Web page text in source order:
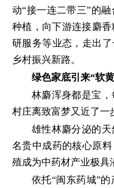
动“接一连二带三”的
种植，向下游连接麝
研服务等业态，走出
乡村振兴新路。
绿色家底引来“软
林麝浑身都是宝
村庄离致富梦又近了一
雄性林麝分泌的
名贵中成药的核心原
殖成为中药材产业极具
依托“闽东药城”